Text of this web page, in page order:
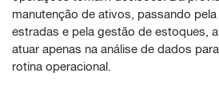
manutenção de ativos, passando
estradas e pela gestão de estoques,
atuar apenas na análise de dados
rotina operacional.